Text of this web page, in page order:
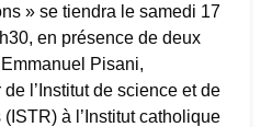
» se tiendra le samedi 17
en présence de deux
Pisani,
l’Institut de science et de
à l’Institut catholique